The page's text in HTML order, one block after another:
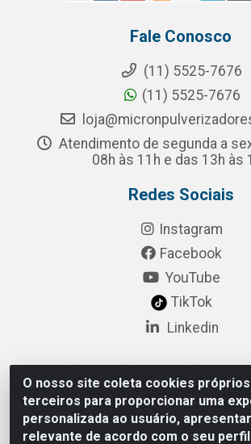
O nosso site coleta cookies
terceiros para proporcionar uma
personalizada ao usuário,
relevante de acordo com o seu
Fale Conosco
(11) 5525-7676
(11) 5525-7676
Atendimento de segunda a
08h às 11h e das 13h às
Redes Sociais
Instagram
Facebook
YouTube
TikTok
Linkedin
Pulsar Tecnologia Industria e Comercio
Lagrange, 132 - Socorro, São Paulo/SP
050 - CNPJ 52.098.860/0001-